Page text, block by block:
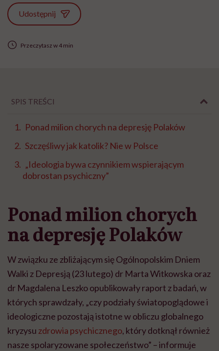
Udostępnij
Przeczytasz w 4 min
SPIS TREŚCI
Ponad milion chorych na depresję Polaków
Szczęśliwy jak katolik? Nie w Polsce
„Ideologia bywa czynnikiem wspierającym
dobrostan psychiczny”
Ponad milion chorych
na depresję Polaków
W związku ze zbliżającym się Ogólnopolskim Dniem
Walki z Depresją (23 lutego) dr Marta Witkowska oraz
dr Magdalena Leszko opublikowały raport z badań, w
których sprawdzały, „czy podziały światopoglądowe i
ideologiczne pozostają istotne w obliczu globalnego
kryzysu zdrowia psychicznego, który dotknął również
nasze spolaryzowane społeczeństwo” – informuje